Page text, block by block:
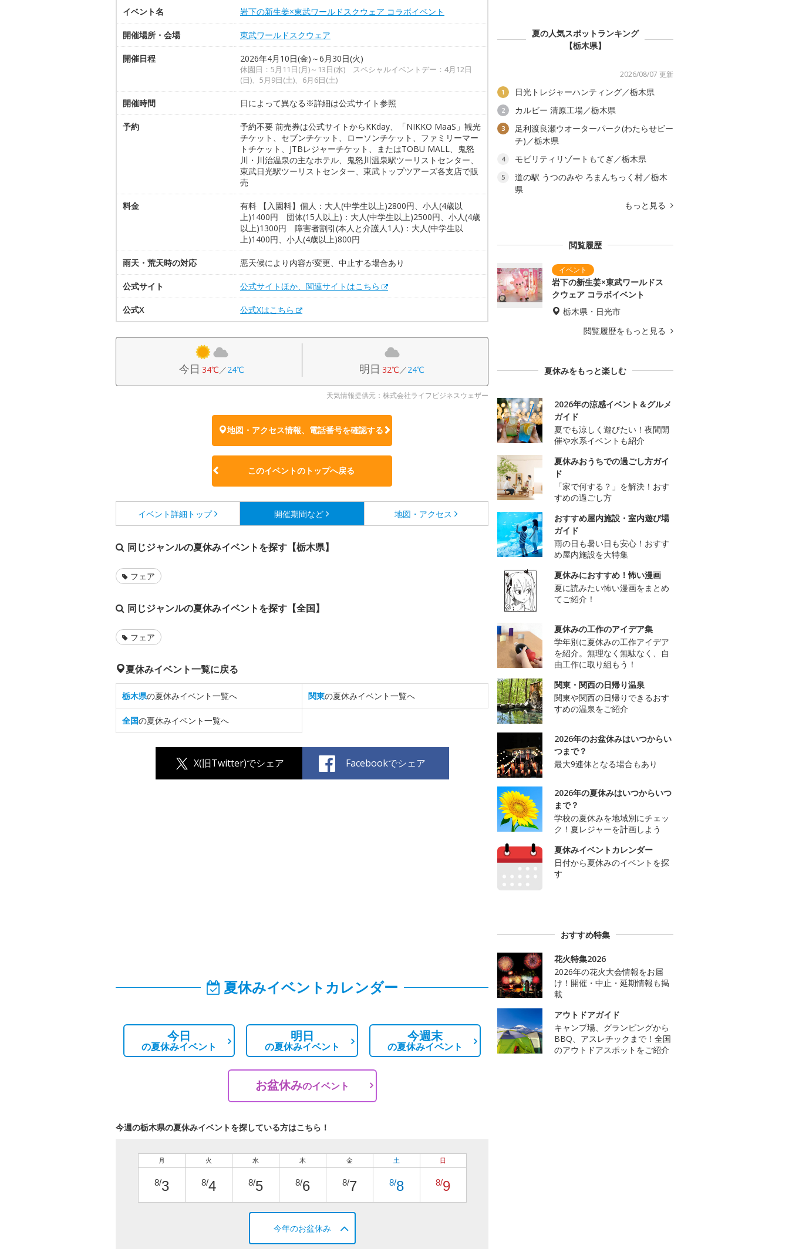
イベント名 岩下の新生姜×東武ワールドスクウェア コラボイベント
開催場所・会場 東武ワールドスクウェア
開催日程 2026年4月10日(金)～6月30日(火)
休園日：5月11日(月)～13日(水) スペシャルイベントデー：4月12日
(日)、5月9日(土)、6月6日(土)
開催時間 日によって異なる※詳細は公式サイト参照
予約
予約不要 前売券は公式サイトからKKday、「NIKKO MaaS」観光
チケット、セブンチケット、ローソンチケット、ファミリーマー
トチケット、JTBレジャーチケット、またはTOBU MALL、鬼怒
川・川治温泉の主なホテル、鬼怒川温泉駅ツーリストセンター、
東武日光駅ツーリストセンター、東武トップツアーズ各支店で販
売
料金
有料 【入園料】個人：大人(中学生以上)2800円、小人(4歳以
上)1400円 団体(15人以上)：大人(中学生以上)2500円、小人(4歳
以上)1300円 障害者割引(本人と介護人1人)：大人(中学生以
上)1400円、小人(4歳以上)800円
雨天・荒天時の対応 悪天候により内容が変更、中止する場合あり
公式サイト 公式サイトほか、関連サイトはこちら
公式X 公式Xはこちら
今日 34℃／24℃ 明日 32℃／24℃
天気情報提供元：株式会社ライフビジネスウェザー
地図・アクセス情報、電話番号を確認する
このイベントのトップへ戻る
イベント詳細 トップ 開催期間など 地図・アクセス
同じジャンルの夏休みイベントを探す【栃木県】
フェア
同じジャンルの夏休みイベントを探す【全国】
フェア
夏休みイベント一覧に戻る
栃木県の夏休みイベント一覧へ 関東の夏休みイベント一覧へ
全国の夏休みイベント一覧へ
X(旧Twitter)でシェア Facebookでシェア
夏休みイベントカレンダー
今日
の夏休みイベント
明日
の夏休みイベント
今週末
の夏休みイベント
お盆休みのイベント
今週の栃木県の夏休みイベントを探している方はこちら！
月
8/3
火
8/4
水
8/5
木
8/6
金
8/7
土
8/8
日
8/9
今年のお盆休み
夏の人気スポットランキング
【栃木県】
2026/08/07 更新
1 日光トレジャーハンティング／栃木県
2 カルビー 清原工場／栃木県
3
足利渡良瀬ウオーターパーク(わたらせビー
チ)／栃木県
4 モビリティリゾートもてぎ／栃木県
5
道の駅 うつのみや ろまんちっく村／栃木
県
もっと見る
閲覧履歴
岩下の新生姜×東武ワールドス
クウェア コラボイベント
栃木県・日光市
閲覧履歴をもっと見る
夏休みをもっと楽しむ
2026年の涼感イベント＆グルメ
ガイド
夏でも涼しく遊びたい！夜間開
催や水系イベントも紹介
夏休みおうちでの過ごし方ガイ
ド
「家で何する？」を解決！おす
すめの過ごし方
おすすめ屋内施設・室内遊び場
ガイド
雨の日も暑い日も安心！おすす
め屋内施設を大特集
夏休みにおすすめ！怖い漫画
夏に読みたい怖い漫画をまとめ
てご紹介！
夏休みの工作のアイデア集
学年別に夏休みの工作アイデア
を紹介。無理なく無駄なく、自
由工作に取り組もう！
関東・関西の日帰り温泉
関東や関西の日帰りできるおす
すめの温泉をご紹介
2026年のお盆休みはいつからい
つまで？
最大9連休となる場合もあり
2026年の夏休みはいつからいつ
まで？
学校の夏休みを地域別にチェッ
ク！夏レジャーを計画しよう
夏休みイベントカレンダー
日付から夏休みのイベントを探
す
おすすめ特集
花火特集2026
2026年の花火大会情報をお届
け！開催・中止・延期情報も掲
載
アウトドアガイド
キャンプ場、グランピングから
BBQ、アスレチックまで！全国
のアウトドアスポットをご紹介